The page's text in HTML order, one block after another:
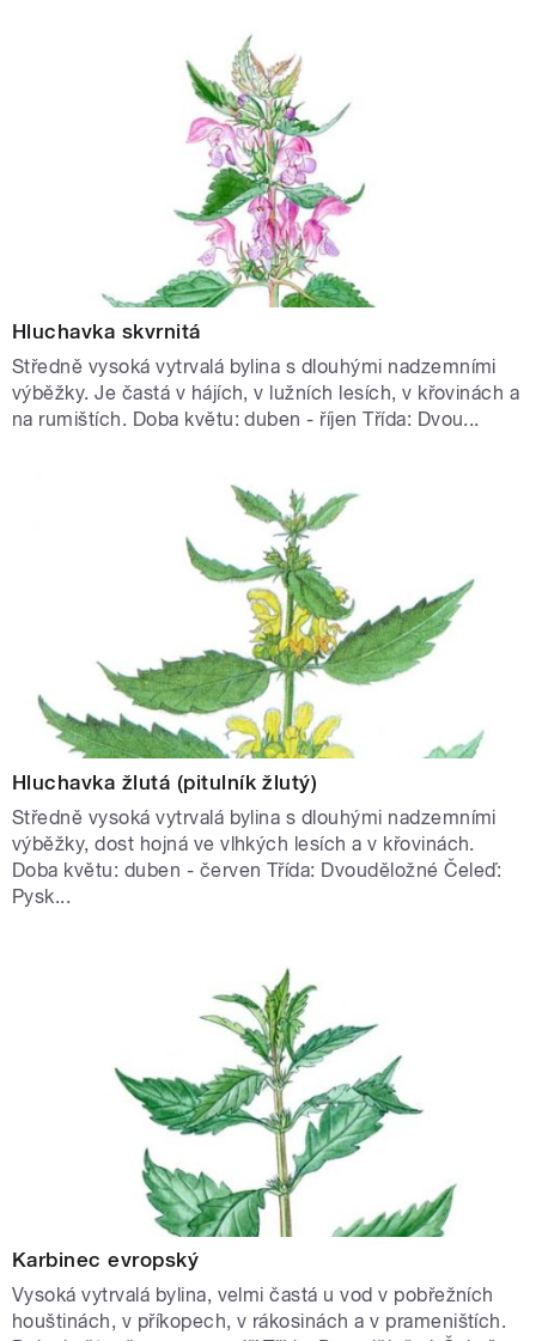
Hluchavka skvrnitá
Středně vysoká vytrvalá bylina s dlouhými nadzemními
výběžky. Je častá v hájích, v lužních lesích, v křovinách a
na rumištích. Doba květu: duben - říjen Třída: Dvou...
Hluchavka žlutá (pitulník žlutý)
Středně vysoká vytrvalá bylina s dlouhými nadzemními
výběžky, dost hojná ve vlhkých lesích a v křovinách.
Doba květu: duben - červen Třída: Dvouděložné Čeleď:
Pysk...
Karbinec evropský
Vysoká vytrvalá bylina, velmi častá u vod v pobřežních
houštinách, v příkopech, v rákosinách a v prameništích.